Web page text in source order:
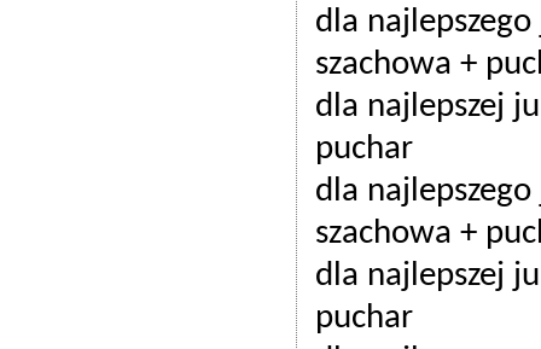
dla
szachowa +
dla najlepszej
puchar
dla
szachowa +
dla najlepszej
puchar